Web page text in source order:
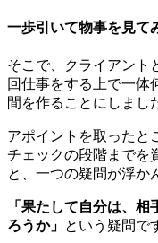
一歩引いて物事を見て
そこで、クライアント
回仕事をする上で一体
間を作ることにしまし
アポイントを取ったと
チェックの段階までを
と、一つの疑問が浮か
「果たして自分は、
ろうか」 という疑問で